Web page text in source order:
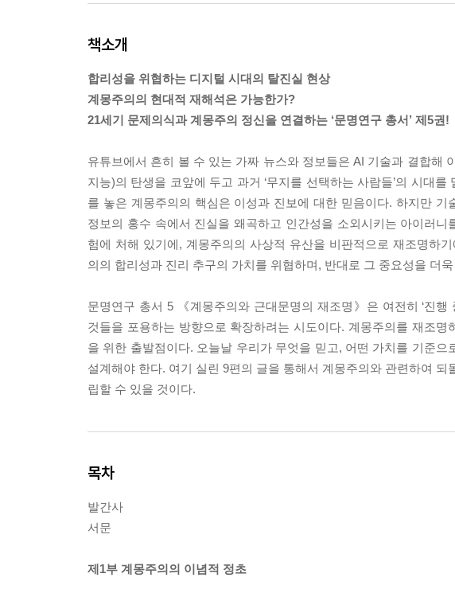
책소개
합리성을 위협하는 디지털 시대의 탈진실 현상
계몽주의의 현대적 재해석은 가능한가?
21세기 문제의식과 계몽주의 정신을 연결하는 ‘문명연구 총서’ 제5권!
유튜브에서 흔히 볼 수 있는 가짜 뉴스와 정보들은 AI 기술과 결합해
지능)의 탄생을 코앞에 두고 과거 ‘무지를 선택하는 사람들’의 시대
를 놓은 계몽주의의 핵심은 이성과 진보에 대한 믿음이다. 하지만
정보의 홍수 속에서 진실을 왜곡하고 인간성을 소외시키는 아이러
험에 처해 있기에, 계몽주의의 사상적 유산을 비판적으로 재조명하
의의 합리성과 진리 추구의 가치를 위협하며, 반대로 그 중요성을 더
문명연구 총서 5 《계몽주의와 근대문명의 재조명》은 여전히 ‘진
것들을 포용하는 방향으로 확장하려는 시도이다. 계몽주의를 재조
을 위한 출발점이다. 오늘날 우리가 무엇을 믿고, 어떤 가치를 기준
설계해야 한다. 여기 실린 9편의 글을 통해서 계몽주의와 관련하여
립할 수 있을 것이다.
목차
발간사
서문
제1부 계몽주의의 이념적 정초